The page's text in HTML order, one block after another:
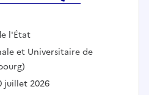
l'État
et Universitaire de
juillet 2026